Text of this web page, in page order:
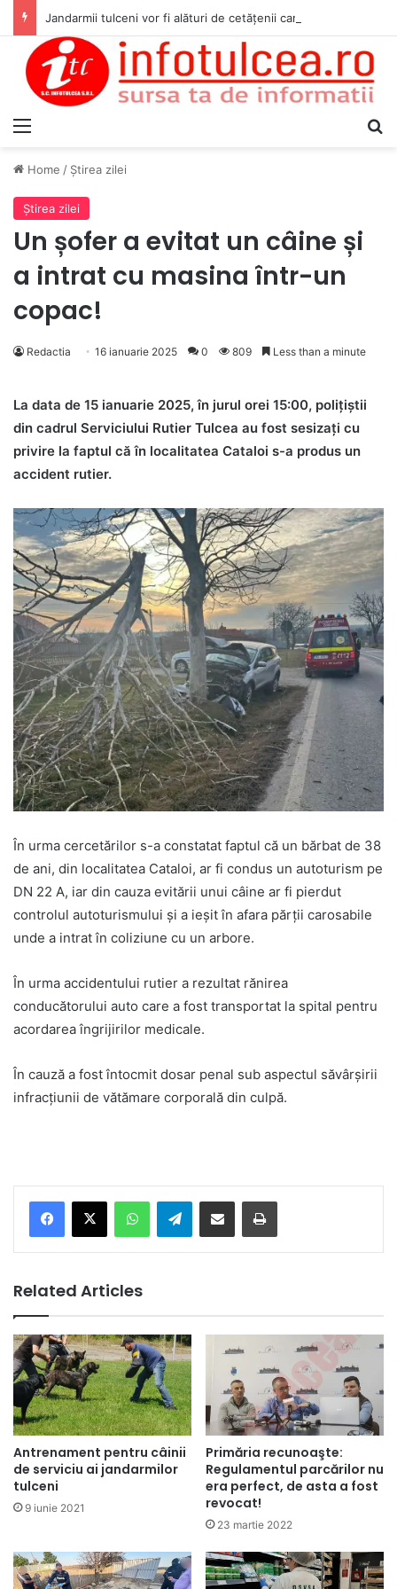
Home / Ştirea zilei
Ştirea zilei
Un șofer a evitat un câine și
a intrat cu masina într-un
copac!
Redactia 16 ianuarie 2025 0 809 Less than a minute
La data de 15 ianuarie 2025, în jurul orei 15:00, polițiștii
din cadrul Serviciului Rutier Tulcea au fost sesizați cu
privire la faptul că în localitatea Cataloi s-a produs un
accident rutier.
În urma cercetărilor s-a constatat faptul că un bărbat de 38
de ani, din localitatea Cataloi, ar fi condus un autoturism pe
DN 22 A, iar din cauza evitării unui câine ar fi pierdut
controlul autoturismului și a ieșit în afara părții carosabile
unde a intrat în coliziune cu un arbore.
În urma accidentului rutier a rezultat rănirea
conducătorului auto care a fost transportat la spital pentru
acordarea îngrijirilor medicale.
În cauză a fost întocmit dosar penal sub aspectul săvârșirii
infracțiunii de vătămare corporală din culpă.
Telegram
Related Articles
Antrenament pentru câinii
de serviciu ai jandarmilor
tulceni
9 iunie 2021
Primăria recunoaşte:
Regulamentul parcărilor nu
era perfect, de asta a fost
revocat!
23 martie 2022